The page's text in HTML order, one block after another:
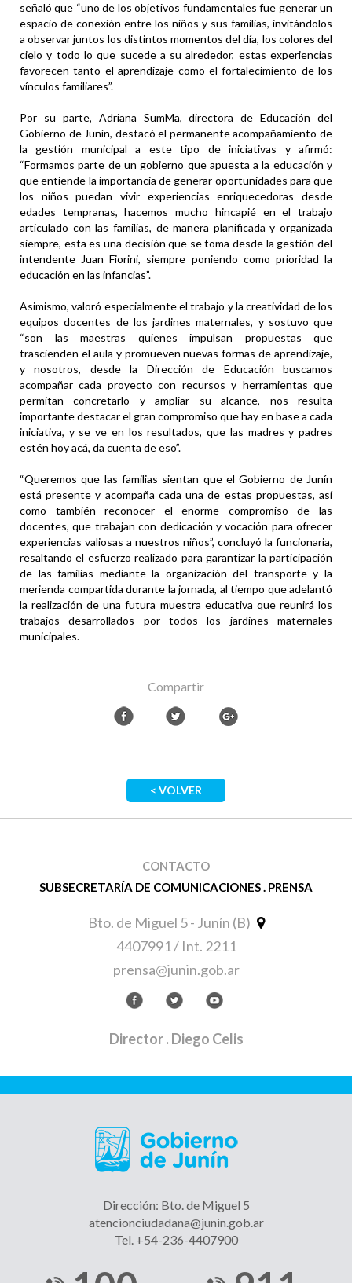
señaló que “uno de los objetivos fundamentales fue generar un
espacio de conexión entre los niños y sus familias, invitándolos
a observar juntos los distintos momentos del día, los colores del
cielo y todo lo que sucede a su alrededor, estas experiencias
favorecen tanto el aprendizaje como el fortalecimiento de los
vínculos familiares”.
Por su parte, Adriana SumMa, directora de Educación del
Gobierno de Junín, destacó el permanente acompañamiento de
la gestión municipal a este tipo de iniciativas y afirmó:
“Formamos parte de un gobierno que apuesta a la educación y
que entiende la importancia de generar oportunidades para que
los niños puedan vivir experiencias enriquecedoras desde
edades tempranas, hacemos mucho hincapié en el trabajo
articulado con las familias, de manera planificada y organizada
siempre, esta es una decisión que se toma desde la gestión del
intendente Juan Fiorini, siempre poniendo como prioridad la
educación en las infancias”.
Asimismo, valoró especialmente el trabajo y la creatividad de los
equipos docentes de los jardines maternales, y sostuvo que
“son las maestras quienes impulsan propuestas que
trascienden el aula y promueven nuevas formas de aprendizaje,
y nosotros, desde la Dirección de Educación buscamos
acompañar cada proyecto con recursos y herramientas que
permitan concretarlo y ampliar su alcance, nos resulta
importante destacar el gran compromiso que hay en base a cada
iniciativa, y se ve en los resultados, que las madres y padres
estén hoy acá, da cuenta de eso”.
“Queremos que las familias sientan que el Gobierno de Junín
está presente y acompaña cada una de estas propuestas, así
como también reconocer el enorme compromiso de las
docentes, que trabajan con dedicación y vocación para ofrecer
experiencias valiosas a nuestros niños”, concluyó la funcionaria,
resaltando el esfuerzo realizado para garantizar la participación
de las familias mediante la organización del transporte y la
merienda compartida durante la jornada, al tiempo que adelantó
la realización de una futura muestra educativa que reunirá los
trabajos desarrollados por todos los jardines maternales
municipales.
Compartir
< VOLVER
CONTACTO
SUBSECRETARÍA DE COMUNICACIONES . PRENSA
Bto. de Miguel 5 - Junín (B)
4407991 / Int. 2211
prensa@junin.gob.ar
Director. Diego Celis
Dirección: Bto. de Miguel 5
atencionciudadana@junin.gob.ar
Tel. +54-236-4407900